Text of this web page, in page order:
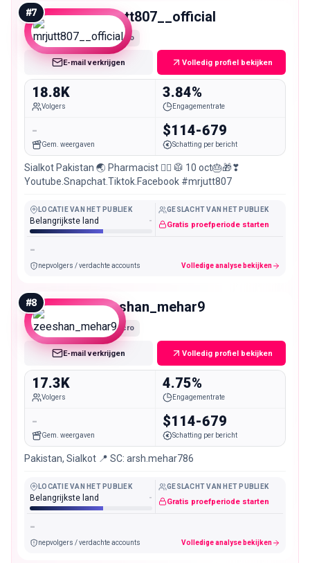
#7 mrjutt807__official
Micro
E-mail verkrijgen Volledig profiel bekijken
18.8K
Volgers
3.84%
Engagementrate
-
Gem. weergaven
$114-679
Schatting per bericht
Sialkot Pakistan 🌏 Pharmacist 👨‍⚕️ 🥼 10 oct🎂🎁❣
Youtube.Snapchat.Tiktok.Facebook #mrjutt807
LOCATIE VAN HET PUBLIEK
Belangrijkste land -
GESLACHT VAN HET PUBLIEK
Gratis proefperiode starten
-
nepvolgers / verdachte accounts Volledige analyse bekijken
#8 zeeshan_mehar9
Micro
E-mail verkrijgen Volledig profiel bekijken
17.3K
Volgers
4.75%
Engagementrate
-
Gem. weergaven
$114-679
Schatting per bericht
Pakistan, Sialkot 📍 SC: arsh.mehar786
LOCATIE VAN HET PUBLIEK
Belangrijkste land -
GESLACHT VAN HET PUBLIEK
Gratis proefperiode starten
-
nepvolgers / verdachte accounts Volledige analyse bekijken